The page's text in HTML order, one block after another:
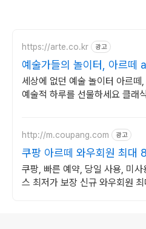
https://arte.co.kr 광고
예술가들의 놀이터, 아르떼
세상에 없던 예술 놀이터 아르떼,
예술적 하루를 선물하세요 클래
http://m.coupang.com 광고
쿠팡 아르떼 와우회원 최대
쿠팡, 빠른 예약, 당일 사용, 미
스 최저가 보장 신규 와우회원